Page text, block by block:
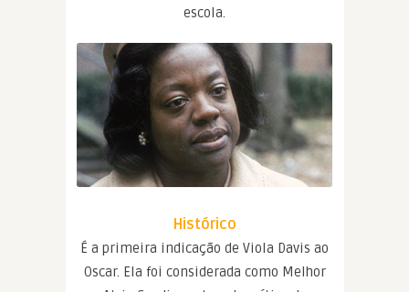
escola.
Histórico
É a primeira indicação de Viola Davis ao
Oscar. Ela foi considerada como Melhor